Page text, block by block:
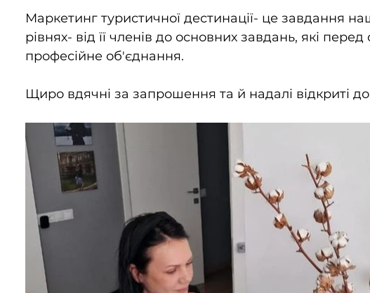
Маркетинг туристичної дестинації- це завдання
рівнях- від її членів до основних завдань, які
професійне об'єднання.
Щиро вдячні за запрошення та й надалі відкриті до